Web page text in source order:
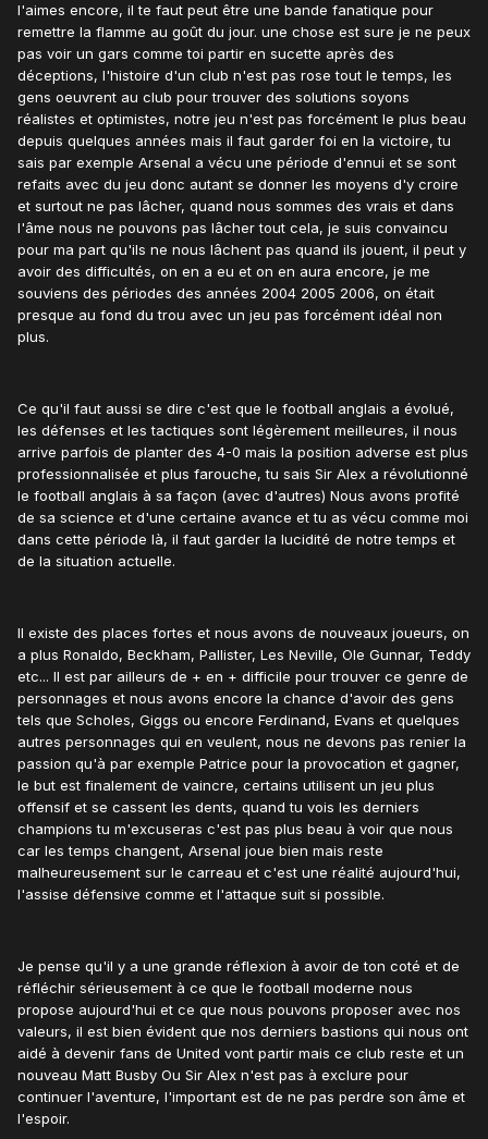
l'aimes encore, il te faut peut être une bande fanatique pour
remettre la flamme au goût du jour. une chose est sure je ne peux
pas voir un gars comme toi partir en sucette après des
déceptions, l'histoire d'un club n'est pas rose tout le temps, les
gens oeuvrent au club pour trouver des solutions soyons
réalistes et optimistes, notre jeu n'est pas forcément le plus beau
depuis quelques années mais il faut garder foi en la victoire, tu
sais par exemple Arsenal a vécu une période d'ennui et se sont
refaits avec du jeu donc autant se donner les moyens d'y croire
et surtout ne pas lâcher, quand nous sommes des vrais et dans
l'âme nous ne pouvons pas lâcher tout cela, je suis convaincu
pour ma part qu'ils ne nous lâchent pas quand ils jouent, il peut y
avoir des difficultés, on en a eu et on en aura encore, je me
souviens des périodes des années 2004 2005 2006, on était
presque au fond du trou avec un jeu pas forcément idéal non
plus.
Ce qu'il faut aussi se dire c'est que le football anglais a évolué,
les défenses et les tactiques sont légèrement meilleures, il nous
arrive parfois de planter des 4-0 mais la position adverse est plus
professionnalisée et plus farouche, tu sais Sir Alex a révolutionné
le football anglais à sa façon (avec d'autres) Nous avons profité
de sa science et d'une certaine avance et tu as vécu comme moi
dans cette période là, il faut garder la lucidité de notre temps et
de la situation actuelle.
Il existe des places fortes et nous avons de nouveaux joueurs, on
a plus Ronaldo, Beckham, Pallister, Les Neville, Ole Gunnar, Teddy
etc... Il est par ailleurs de + en + difficile pour trouver ce genre de
personnages et nous avons encore la chance d'avoir des gens
tels que Scholes, Giggs ou encore Ferdinand, Evans et quelques
autres personnages qui en veulent, nous ne devons pas renier la
passion qu'à par exemple Patrice pour la provocation et gagner,
le but est finalement de vaincre, certains utilisent un jeu plus
offensif et se cassent les dents, quand tu vois les derniers
champions tu m'excuseras c'est pas plus beau à voir que nous
car les temps changent, Arsenal joue bien mais reste
malheureusement sur le carreau et c'est une réalité aujourd'hui,
l'assise défensive comme et l'attaque suit si possible.
Je pense qu'il y a une grande réflexion à avoir de ton coté et de
réfléchir sérieusement à ce que le football moderne nous
propose aujourd'hui et ce que nous pouvons proposer avec nos
valeurs, il est bien évident que nos derniers bastions qui nous ont
aidé à devenir fans de United vont partir mais ce club reste et un
nouveau Matt Busby Ou Sir Alex n'est pas à exclure pour
continuer l'aventure, l'important est de ne pas perdre son âme et
l'espoir.